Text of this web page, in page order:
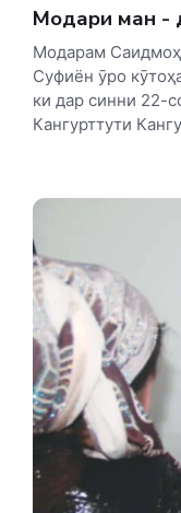
Модари ман -
Модарам
Суфиён ӯро
ки дар синни 22-
Кангурттути